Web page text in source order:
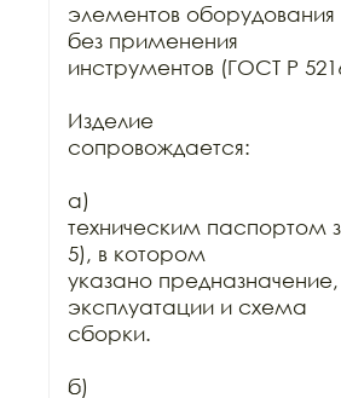
элементов
без применения
инструментов (ГОСТ Р
Изделие
сопровождается:
а)
техническим паспортом
5), в котором
указано
эксплуатации и схема
сборки.
б)